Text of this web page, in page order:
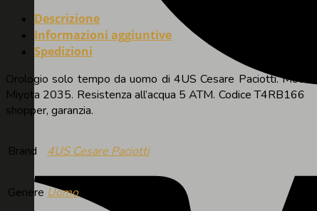
Descrizione
Informazioni aggiuntive
Spedizioni
Orologio solo tempo da uomo di 4US Cesare Paciotti.
Miyota 2035. Resistenza
shopper, garanzia.
Brand 4US Cesare Paciotti
Genere Uomo